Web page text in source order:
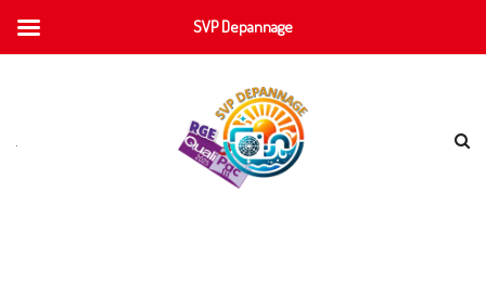
SVP Depannage